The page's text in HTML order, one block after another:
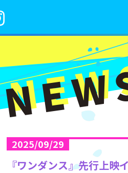
2025/09/29
『ワンダンス』先行上映